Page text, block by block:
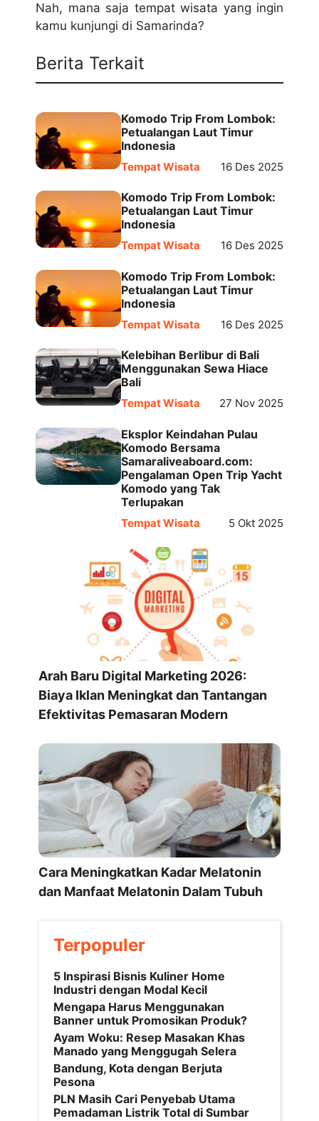
Nah, mаnа saja tеmраt wisata уаng ingin
kаmu kunjungі dі Sаmаrіndа?
Berita Terkait
Komodo Trip From Lombok:
Petualangan Laut Timur
Indonesia
Tempat Wisata 16 Des 2025
Komodo Trip From Lombok:
Petualangan Laut Timur
Indonesia
Tempat Wisata 16 Des 2025
Komodo Trip From Lombok:
Petualangan Laut Timur
Indonesia
Tempat Wisata 16 Des 2025
Kelebihan Berlibur di Bali
Menggunakan Sewa Hiace
Bali
Tempat Wisata 27 Nov 2025
Eksplor Keindahan Pulau
Komodo Bersama
Samaraliveaboard.com:
Pengalaman Open Trip Yacht
Komodo yang Tak
Terlupakan
Tempat Wisata 5 Okt 2025
Arah Baru Digital Marketing 2026:
Biaya Iklan Meningkat dan Tantangan
Efektivitas Pemasaran Modern
Cara Meningkatkan Kadar Melatonin
dan Manfaat Melatonin Dalam Tubuh
Terpopuler
5 Inspirasi Bisnis Kuliner Home
Industri dengan Modal Kecil
Mengapa Harus Menggunakan
Banner untuk Promosikan Produk?
Ayam Woku: Resep Masakan Khas
Manado yang Menggugah Selera
Bandung, Kota dengan Berjuta
Pesona
PLN Masih Cari Penyebab Utama
Pemadaman Listrik Total di Sumbar